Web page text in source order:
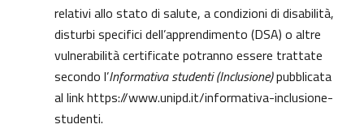
relativi allo stato di salute, a condizioni di disabilità,
disturbi specifici dell’apprendimento (DSA) o altre
vulnerabilità certificate potranno essere trattate
secondo l’Informativa studenti (Inclusione)pubblicata
al linkhttps://www.unipd.it/informativa-inclusione-
studenti.